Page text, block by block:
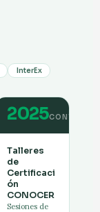
InterEx
INTEREX
2025CONTINUO
Talleres
de
Certificaci
ón
CONOCER
Sesiones de